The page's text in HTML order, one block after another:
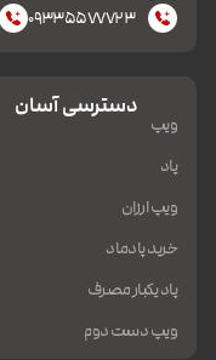
۰۹۳۳۵۵۷۷۷۲۳
دسترسی آسان
ویپ
پاد
ویپ ارزان
خرید پادماد
پاد یکبار مصرف
ویپ دست دوم